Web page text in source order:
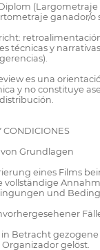
(Largometraje
ganador/o
técnicas y
es una
y no constituye
CONDICIONES
Grundlagen
eines Films
vollständige
und
Betracht
gelöst.